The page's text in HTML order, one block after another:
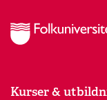
Kurser &